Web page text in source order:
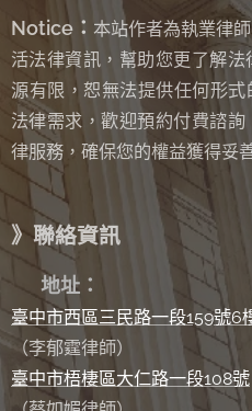
Notice： 本站作者為執業律
活法律資訊，幫助您更了解
源有限，恕無法提供任何形式
法律需求，歡迎預約付費諮
律服務，確保您的權益獲得妥
》聯絡資訊
地址：
臺中市西區三民路一段159號6
（李郁霆律師）
臺中市梧棲區大仁路一段108號